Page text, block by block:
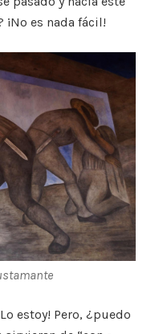
es nada fácil!
estoy! Pero, ¿puedo